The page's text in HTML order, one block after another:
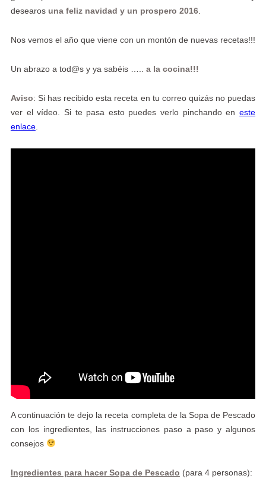
desearos una feliz navidad y un prospero 2016.
Nos vemos el año que viene con un montón de nuevas recetas!!!
Un abrazo a tod@s y ya sabéis ….. a la cocina!!!
Aviso: Si has recibido esta receta en tu correo quizás no puedas
ver el vídeo. Si te pasa esto puedes verlo pinchando eneste
enlace.
A continuación te dejo la receta completa de la Sopa de Pescado
con los ingredientes, las instrucciones paso a paso y algunos
consejos
Ingredientes para hacer Sopa de Pescado (para 4 personas):